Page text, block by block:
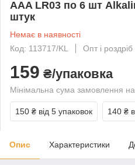
AAA LR03 по 6 шт
штук
Немає в наявності
Код: 113717/KL
Опт і роздріб
159 ₴/упаковка
Мінімальна сума замовлення
150 ₴ від 5 упаковок 140 ₴
Опис Характеристики